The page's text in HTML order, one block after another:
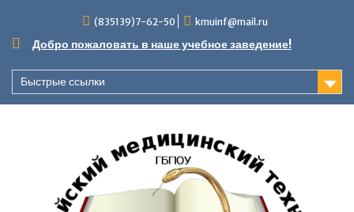
содержимому
(835139)7-62-50 kmuinf@mail.ru
Добро пожаловать в наше учебное заведение!
Быстрые ссылки